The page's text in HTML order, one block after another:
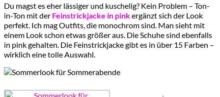
Du magst es eher lässiger und kuschelig? Kein Problem – Ton-
in-Ton mit der Feinstrickjacke in pinkergänzt sich der Look
perfekt. Ich mag Outfits, die monochrom sind. Man sieht mit
einem Look schon etwas größer aus. Die Schuhe sind ebenfalls
in pink gehalten. Die Feinstrickjacke gibt es in über 15 Farben –
wirklich eine tolle Auswahl.